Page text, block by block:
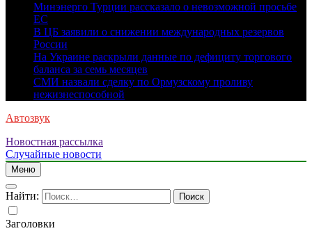
Минэнерго Турции рассказало о невозможной просьбе
ЕС
В ЦБ заявили о снижении международных резервов
России
На Украине раскрыли данные по дефициту торгового
баланса за семь месяцев
СМИ назвали сделку по Ормузскому проливу
нежизнеспособной
Автозвук
Новостная рассылка
Случайные новости
Меню
Найти:
Заголовки